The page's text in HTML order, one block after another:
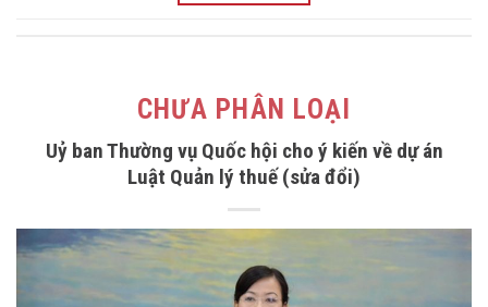
CHƯA PHÂN LOẠI
Uỷ ban Thường vụ Quốc hội cho ý kiến về dự án
Luật Quản lý thuế (sửa đổi)